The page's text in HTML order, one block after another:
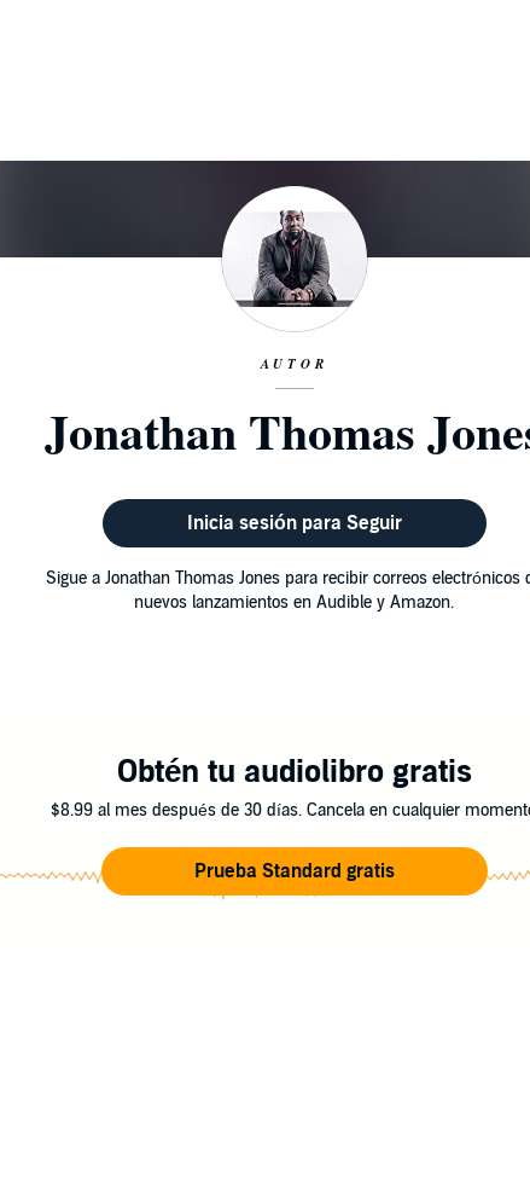
AUTOR
Jonathan Thomas
Inicia sesión para Seguir
Sigue a Jonathan Thomas Jones para recibir correos electrónicos
nuevos lanzamientos en Audible y Amazon.
Obtén tu audiolibro gratis
$8.99 al mes después de 30 días. Cancela en cualquier
Prueba Standard gratis